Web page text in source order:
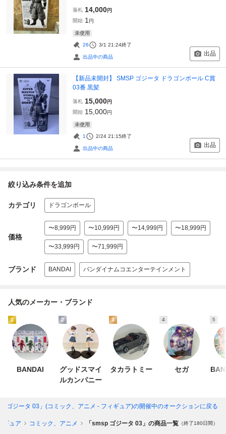
落札 14,000円
開始 1 円
未使用
26 3/1 21:24終了
出品中の商品 出品
【新品未開封】 SMSP ゴジータ ドラゴンボール C賞
03番 黒髪
落札 15,000円
開始 15,000円
未使用
1 2/24 21:15終了
出品中の商品 出品
絞り込み条件を追加
カテゴリ ドラゴンボール
価格
〜8,999円 〜10,999円 〜14,999円 〜18,999円
〜33,999円 〜71,999円
ブランド BANDAI バンダイナムコエンターテインメント
人気のメーカー・ブランド
1
BANDAI
2
グッドスマイ
ルカンパニー
3
タカラトミー
4
セガ
5
ゴジータ 03」(コミック、アニメ - フィギュア)の開催中のオークションに戻る
ギュア コミック、アニメ 「smsp ゴジータ 03」の商品一覧 （終了180日間）